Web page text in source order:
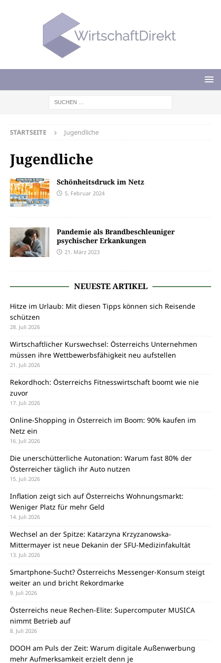
STARTSEITE Jugendliche
Jugendliche
Schönheitsdruck im Netz
5. Februar 2024
Pandemie als Brandbeschleuniger
psychischer Erkankungen
21. März 2023
NEUESTE ARTIKEL
Hitze im Urlaub: Mit diesen Tipps können sich Reisende
schützen
28. Juli 2026
Wirtschaftlicher Kurswechsel: Österreichs Unternehmen
müssen ihre Wettbewerbsfähigkeit neu aufstellen
21. Juli 2026
Rekordhoch: Österreichs Fitnesswirtschaft boomt wie nie
zuvor
17. Juli 2026
Online-Shopping in Österreich im Boom: 90% kaufen im
Netz ein
16. Juli 2026
Die unerschütterliche Autonation: Warum fast 80% der
Österreicher täglich ihr Auto nutzen
15. Juli 2026
Inflation zeigt sich auf Österreichs Wohnungsmarkt:
Weniger Platz für mehr Geld
14. Juli 2026
Wechsel an der Spitze: Katarzyna Krzyzanowska-
Mittermayer ist neue Dekanin der SFU-Medizinfakultät
13. Juli 2026
Smartphone-Sucht? Österreichs Messenger-Konsum steigt
weiter an und bricht Rekordmarke
9. Juli 2026
Österreichs neue Rechen-Elite: Supercomputer MUSICA
nimmt Betrieb auf
8. Juli 2026
DOOH am Puls der Zeit: Warum digitale Außenwerbung
mehr Aufmerksamkeit erzielt denn je